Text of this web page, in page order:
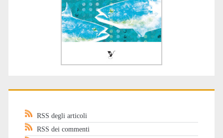
RSS degli articoli
RSS dei commenti